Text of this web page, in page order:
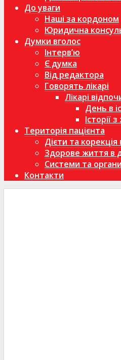
До уваги
Наші за кордоном
Юридична
Думки вголос
Інтерв’ю
Є думка
Від редактора
Говорять лікарі
Лікарі
День в
Історії
Територія пацієнта
Дієти та корекція
Здорове життя в
Системи та органи
Контакти